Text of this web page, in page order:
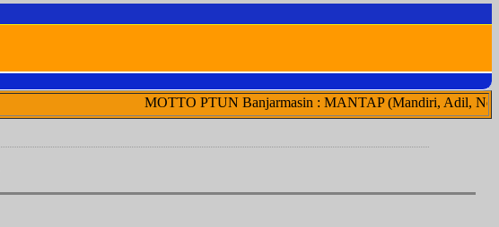
MOTTO PTUN Banjarmasin : MANTAP (Mandiri, Adil, Netral,